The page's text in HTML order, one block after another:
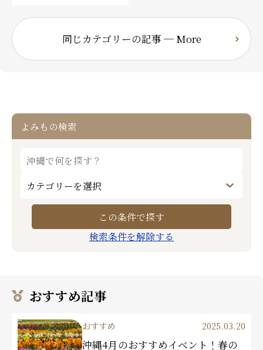
同じカテゴリーの記事 ─ More
よみもの検索
検索条件を解除する
おすすめ記事
おすすめ 2025.03.20
沖縄4月のおすすめイベント！春の